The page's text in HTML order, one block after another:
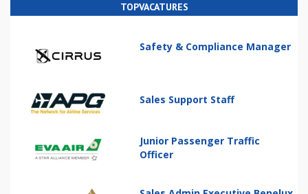
TOPVACATURES
Safety & Compliance Manager
Sales Support Staff
Junior Passenger Traffic
Officer